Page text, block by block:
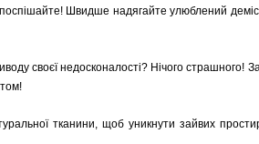
Швидше надягайте улюблений
своєї недосконалості? Нічого страшного!
тканини, щоб уникнути зайвих